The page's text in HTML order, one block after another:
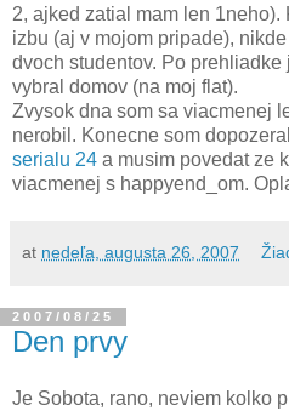
2, ajked zatial mam len
izbu (aj v mojom pripade),
dvoch studentov. Po
vybral domov (na moj flat).
Zvysok dna som sa viacmenej
nerobil. Konecne som
serialu 24 a musim povedat ze
viacmenej s happyend_om.
at nedeľa, augusta 26, 2007
2007/08/25
Den prvy
Je Sobota, rano, neviem kolko